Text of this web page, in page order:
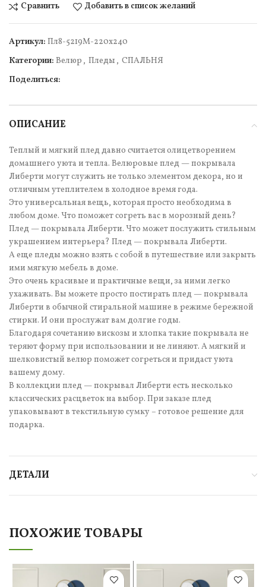
Сравнить Добавить в список желаний
Артикул: Пл8-5219М-220х240
Категории: Велюр , Пледы , СПАЛЬНЯ
Поделиться:
ОПИСАНИЕ
Теплый и мягкий плед давно считается олицетворением
домашнего уюта и тепла. Велюровые плед — покрывала
Либерти могут служить не только элементом декора, но и
отличным утеплителем в холодное время года.
Это универсальная вещь, которая просто необходима в
любом доме. Что поможет согреть вас в морозный день?
Плед — покрывала Либерти. Что может послужить стильным
украшением интерьера? Плед — покрывала Либерти.
А еще пледы можно взять с собой в путешествие или закрыть
ими мягкую мебель в доме.
Это очень красивые и практичные вещи, за ними легко
ухаживать. Вы можете просто постирать плед — покрывала
Либерти в обычной стиральной машине в режиме бережной
стирки. И они прослужат вам долгие годы.
Благодаря сочетанию вискозы и хлопка такие покрывала не
теряют форму при использовании и не линяют. А мягкий и
шелковистый велюр поможет согреться и придаст уюта
вашему дому.
В коллекции плед — покрывал Либерти есть несколько
классических расцветок на выбор. При заказе плед
упаковывают в текстильную сумку – готовое решение для
подарка.
ДЕТАЛИ
ПОХОЖИЕ ТОВАРЫ